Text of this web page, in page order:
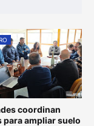
coordinan
para ampliar suelo